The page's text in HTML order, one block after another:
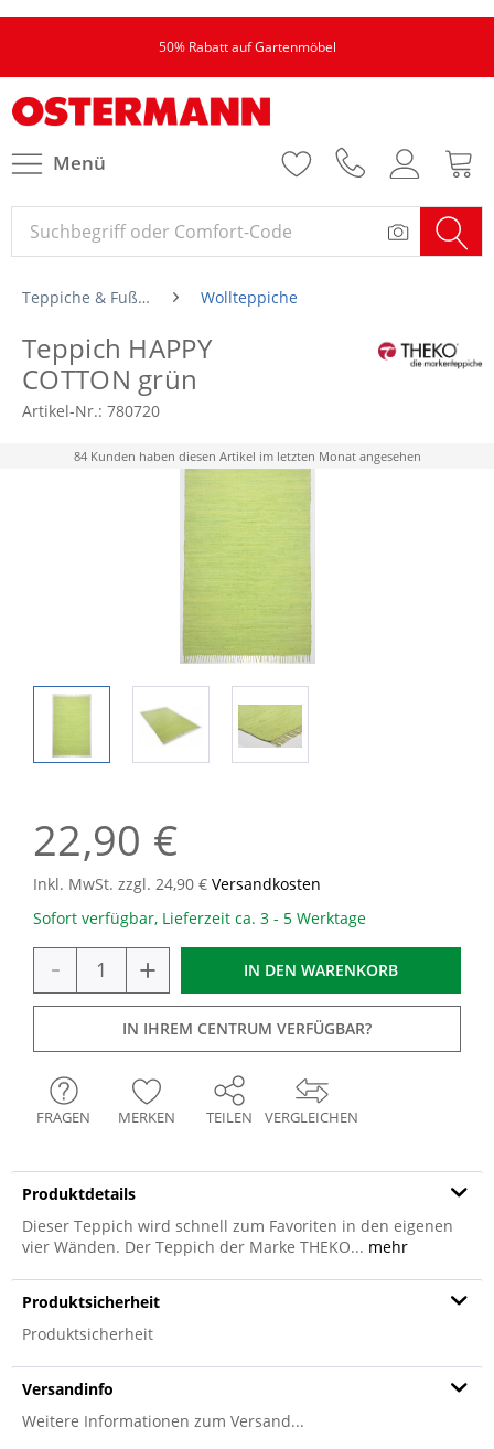
50% Rabatt auf Gartenmöbel
Menü
Teppiche & Fußmatten Wollteppiche
Teppich HAPPY
COTTON grün
Artikel-Nr.: 780720
84 Kunden haben diesen Artikel im letzten Monat angesehen
22,90 €
Inkl. MwSt. zzgl. 24,90 € Versandkosten
Sofort verfügbar, Lieferzeit ca. 3 - 5 Werktage
- + IN DEN WARENKORB
IN IHREM CENTRUM VERFÜGBAR?
VERGLEICHEN
FRAGEN MERKEN TEILEN
Produktdetails
Dieser Teppich wird schnell zum Favoriten in den eigenen
vier Wänden. Der Teppich der Marke THEKO... mehr
Produktsicherheit
Produktsicherheit
Versandinfo
Weitere Informationen zum Versand...